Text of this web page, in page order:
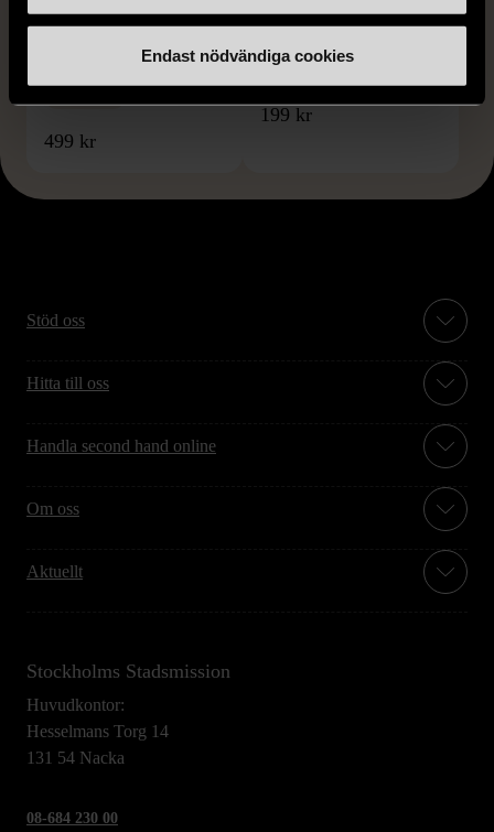
Endast nödvändiga cookies
Kosta Boda - Anna
glas vaser - 3 st
499 kr
Kosta Boda Anna Ehrer
Mycket gott skick
199 kr
Stöd oss
Hitta till oss
Handla second hand online
Om oss
Aktuellt
Stockholms Stadsmission
Huvudkontor:
Hesselmans Torg 14
131 54 Nacka
08-684 230 00